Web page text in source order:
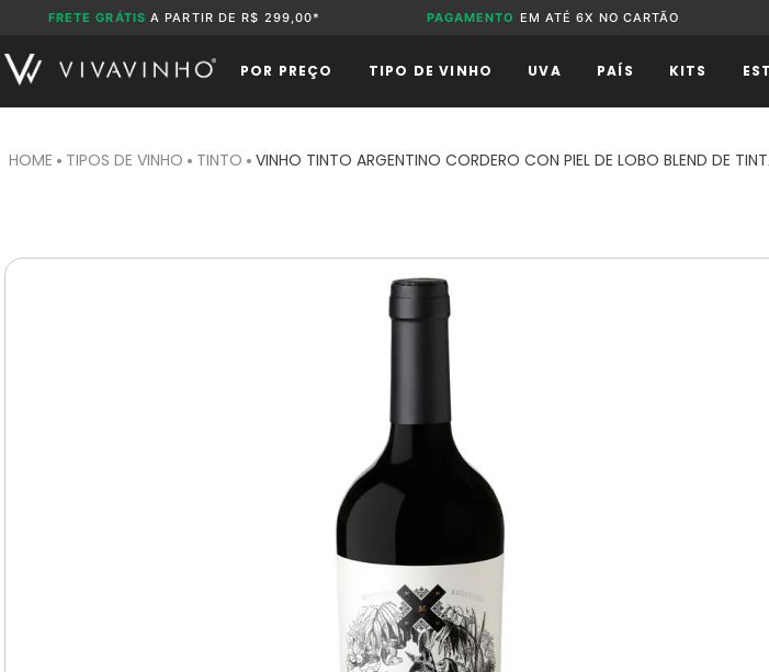
FRETE GRÁTIS A PARTIR DE R$ 299,00* PAGAMENTO EM ATÉ 6X NO CARTÃO
POR PREÇO TIPO DE VINHO UVA PAÍS KITS
TIPOS DE VINHO TINTO VINHO TINTO ARGENTINO CORDERO CON PIEL DE LOBO BLEND DE